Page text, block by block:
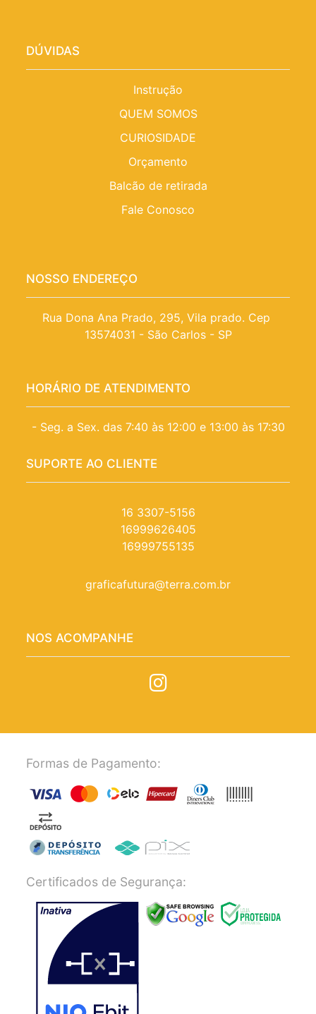
DÚVIDAS
Instrução
QUEM SOMOS
CURIOSIDADE
Orçamento
Balcão de retirada
Fale Conosco
NOSSO ENDEREÇO
Rua Dona Ana Prado, 295, Vila prado. Cep
13574031 - São Carlos - SP
HORÁRIO DE ATENDIMENTO
- Seg. a Sex. das 7:40 às 12:00 e 13:00 às 17:30
SUPORTE AO CLIENTE
16 3307-5156
16999626405
16999755135
graficafutura@terra.com.br
NOS ACOMPANHE
Formas de Pagamento:
Certificados de Segurança: